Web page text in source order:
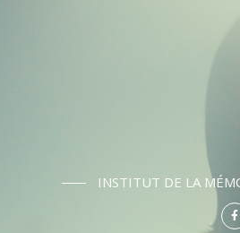
INSTITUT DE LA